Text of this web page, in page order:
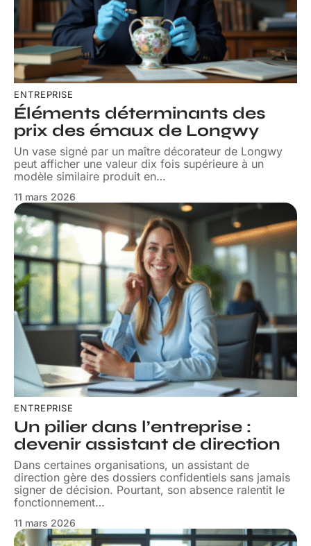
ENTREPRISE
Éléments déterminants des
prix des émaux de Longwy
Un vase signé par un maître décorateur de Longwy
peut afficher une valeur dix fois supérieure à un
modèle similaire produit en…
11 mars 2026
ENTREPRISE
Un pilier dans l’entreprise :
devenir assistant de direction
Dans certaines organisations, un assistant de
direction gère des dossiers confidentiels sans jamais
signer de décision. Pourtant, son absence ralentit le
fonctionnement…
11 mars 2026